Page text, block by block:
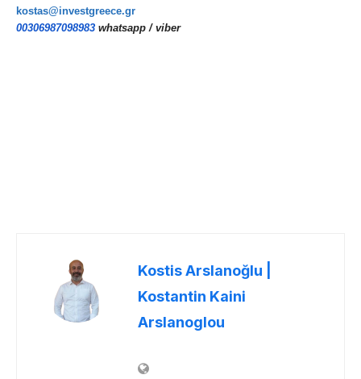
kostas@investgreece.gr
00306987098983 whatsapp / viber
Kostis Arslanoğlu |
Kostantin Kaini
Arslanoglou